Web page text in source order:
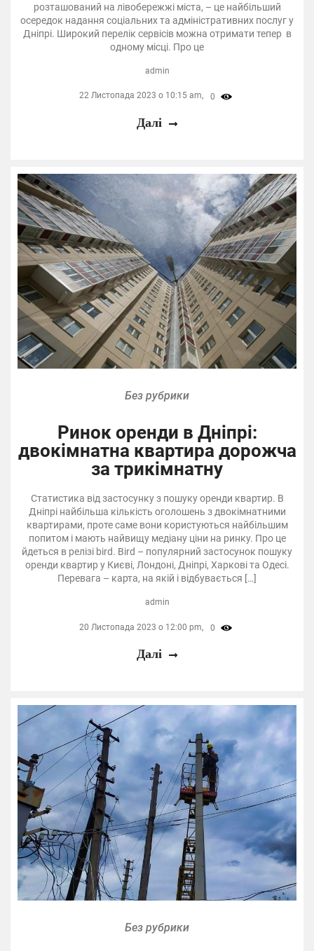
розташований на лівобережжі міста, – це найбільший
осередок надання соціальних та адміністративних послуг у
Дніпрі. Широкий перелік сервісів можна отримати тепер в
одному місці. Про це
admin
22 Листопада 2023 о 10:15 am, 0
Далі
Без рубрики
Ринок оренди в Дніпрі:
двокімнатна квартира дорожча
за трикімнатну
Статистика від застосунку з пошуку оренди квартир. В
Дніпрі найбільша кількість оголошень з двокімнатними
квартирами, проте саме вони користуються найбільшим
попитом і мають найвищу медіану ціни на ринку. Про це
йдеться в релізі bird. Bird – популярний застосунок пошуку
оренди квартир у Києві, Лондоні, Дніпрі, Харкові та Одесі.
Перевага – карта, на якій і відбувається […]
admin
20 Листопада 2023 о 12:00 pm, 0
Далі
Без рубрики